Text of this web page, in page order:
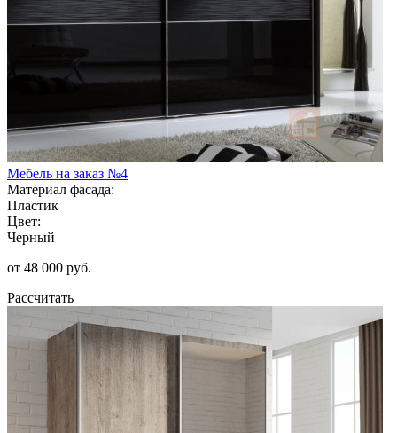
Мебель на заказ №4
Материал фасада:
Пластик
Цвет:
Черный
от 48 000 руб.
Рассчитать